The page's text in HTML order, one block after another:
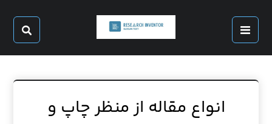
انواع مقاله از منظر چاپ و